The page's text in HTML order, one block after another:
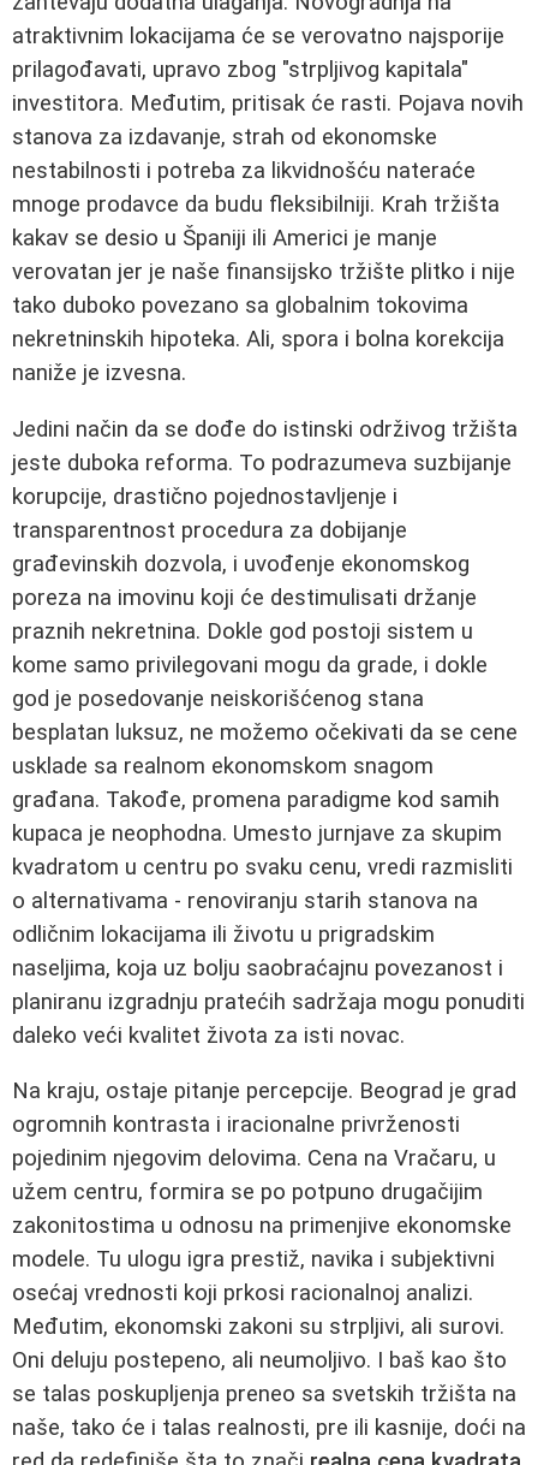
atraktivnim lokacijama će se verovatno najsporije
prilagođavati, upravo zbog "strpljivog kapitala"
investitora. Međutim, pritisak će rasti. Pojava novih
stanova za izdavanje, strah od ekonomske
nestabilnosti i potreba za likvidnošću nateraće
mnoge prodavce da budu fleksibilniji. Krah tržišta
kakav se desio u Španiji ili Americi je manje
verovatan jer je naše finansijsko tržište plitko i nije
tako duboko povezano sa globalnim tokovima
nekretninskih hipoteka. Ali, spora i bolna korekcija
naniže je izvesna.
Jedini način da se dođe do istinski održivog tržišta
jeste duboka reforma. To podrazumeva suzbijanje
korupcije, drastično pojednostavljenje i
transparentnost procedura za dobijanje
građevinskih dozvola, i uvođenje ekonomskog
poreza na imovinu koji će destimulisati držanje
praznih nekretnina. Dokle god postoji sistem u
kome samo privilegovani mogu da grade, i dokle
god je posedovanje neiskorišćenog stana
besplatan luksuz, ne možemo očekivati da se cene
usklade sa realnom ekonomskom snagom
građana. Takođe, promena paradigme kod samih
kupaca je neophodna. Umesto jurnjave za skupim
kvadratom u centru po svaku cenu, vredi razmisliti
o alternativama - renoviranju starih stanova na
odličnim lokacijama ili životu u prigradskim
naseljima, koja uz bolju saobraćajnu povezanost i
planiranu izgradnju pratećih sadržaja mogu ponuditi
daleko veći kvalitet života za isti novac.
Na kraju, ostaje pitanje percepcije. Beograd je grad
ogromnih kontrasta i iracionalne privrženosti
pojedinim njegovim delovima. Cena na Vračaru, u
užem centru, formira se po potpuno drugačijim
zakonitostima u odnosu na primenjive ekonomske
modele. Tu ulogu igra prestiž, navika i subjektivni
osećaj vrednosti koji prkosi racionalnoj analizi.
Međutim, ekonomski zakoni su strpljivi, ali surovi.
Oni deluju postepeno, ali neumoljivo. I baš kao što
se talas poskupljenja preneo sa svetskih tržišta na
naše, tako će i talas realnosti, pre ili kasnije, doći na